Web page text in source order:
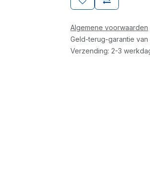
Algemene voorwaarden
Geld-terug-garantie van
Verzending: 2-3